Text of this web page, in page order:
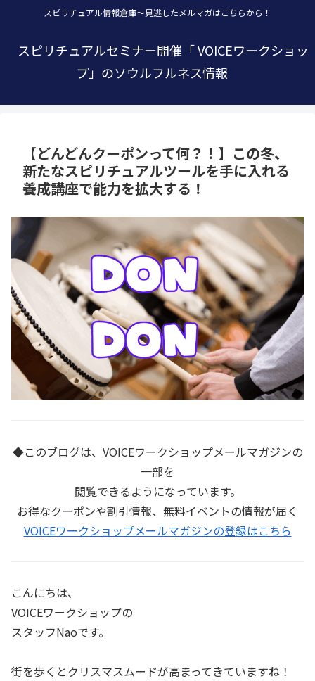
スピリチュアル情報倉庫～見逃したメルマガはこちらから！
スピリチュアルセミナー開催「 VOICEワークショッ
プ」のソウルフルネス情報
【どんどんクーポンって何？！】この冬、
新たなスピリチュアルツールを手に入れる
養成講座で能力を拡大する！
◆このブログは、VOICEワークショップメールマガジンの
一部を
閲覧できるようになっています。
お得なクーポンや割引情報、無料イベントの情報が届く
VOICEワークショップメールマガジンの登録はこちら
こんにちは、
VOICEワークショップの
スタッフNaoです。
街を歩くとクリスマスムードが高まってきていますね！